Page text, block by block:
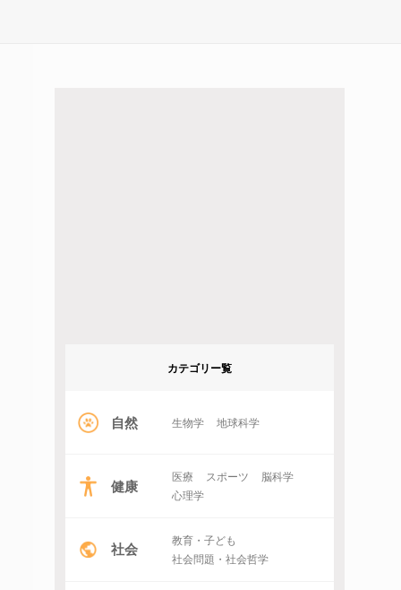
カテゴリー覧
自然 生物学 地球科学
健康 医療 スポーツ
脳科学
心理学
社会
教育・子ども
社会問題・社会哲学